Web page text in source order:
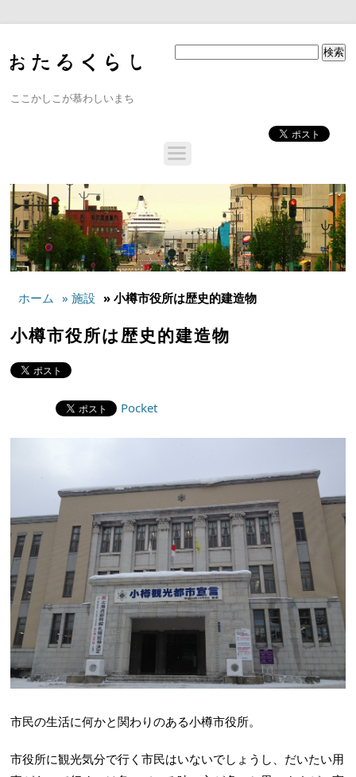
ここかしこが慕わしいまち
ホーム » 施設 » 小樽市役所は歴史的建造物
小樽市役所は歴史的建造物
Pocket
市民の生活に何かと関わりのある小樽市役所。
市役所に観光気分で行く市民はいないでしょうし、だいたい用